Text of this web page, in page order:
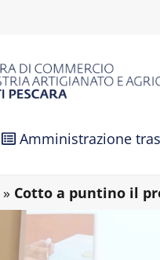
Amministrazione
» Cotto a puntino il